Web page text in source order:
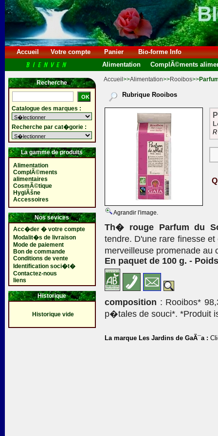
Accueil Votre compte Panier
Bio-forme Info
Alimentation
ComplÃ©ments
Recherche
Catalogue des marques :
Recherche par cat�gorie :
La gamme de produits
Alimentation
ComplÃ©ments
alimentaires
CosmÃ©tique
HygiÃšne
Accessoires
Nos sevices
Acc�der � votre compte
Modalit�s de livraison
Mode de paiement
Bon de commande
Conditions de vente
Identification soci�t�
Contactez-nous
liens
Historique
Historique vide
Accueil >>Alimentation>>Rooibos>>
Rubrique Rooibos
Agrandir l'image.
Th� rouge Parfum du
tendre. D'une rare finesse
merveilleuse promenade
En paquet de 100 g. -
composition : Rooibos*
p�tales de souci*. *Produit
La marque Les Jardins de GaÃ¯a :